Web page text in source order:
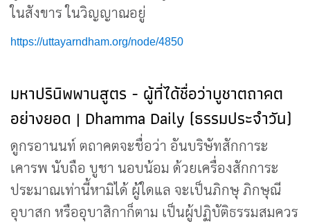
ในสังขาร ในวิญญาณอยู่
https://uttayarndham.org/node/4850
มหาปรินิพพานสูตร - ผู้ที่ได้ชื่อว่าบูชาตถาคต
อย่างยอด | Dhamma Daily (ธรรมประจำวัน)
ดูกรอานนท์ ตถาคตจะชื่อว่า อันบริษัทสักการะ
เคารพ นับถือ บูชา นอบน้อม ด้วยเครื่องสักการะ
ประมาณเท่านี้หามิได้ ผู้ใดแล จะเป็นภิกษุ ภิกษุณี
อุบาสก หรืออุบาสิกาก็ตาม เป็นผู้ปฏิบัติธรรมสมควร